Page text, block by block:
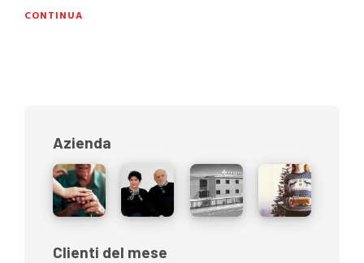
CONTINUA
Azienda
Clienti del mese